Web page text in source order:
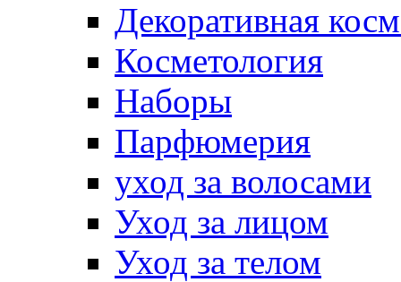
Декоративная
Косметология
Наборы
Парфюмерия
уход за волосами
Уход за лицом
Уход за телом